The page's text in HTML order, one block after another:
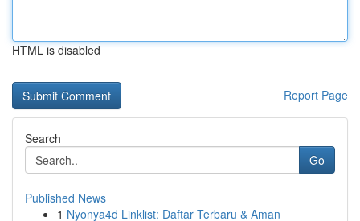
HTML is disabled
Report Page
Search
Go
Published News
1 Nyonya4d Linklist: Daftar Terbaru & Aman